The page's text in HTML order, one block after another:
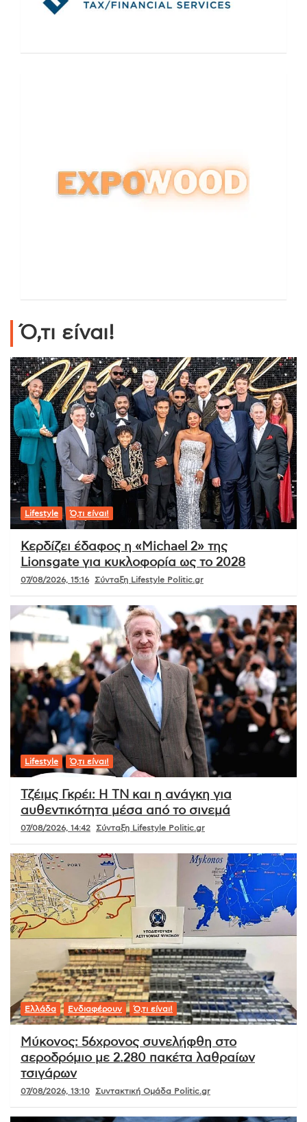
Ό,τι είναι!
Lifestyle Ό,τι είναι!
Κερδίζει έδαφος η «Michael 2» της
Lionsgate για κυκλοφορία ως το 2028
07/08/2026, 15:16 Σύνταξη Lifestyle Politic.gr
Lifestyle Ό,τι είναι!
Τζέιμς Γκρέι: Η ΤΝ και η ανάγκη για
αυθεντικότητα μέσα από το σινεμά
07/08/2026, 14:42 Σύνταξη Lifestyle Politic.gr
Ελλάδα Ενδιαφέρουν Ό,τι είναι!
Μύκονος: 56χρονος συνελήφθη στο
αεροδρόμιο με 2.280 πακέτα λαθραίων
τσιγάρων
07/08/2026, 13:10 Συντακτική Ομάδα Politic.gr